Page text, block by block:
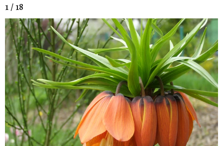
1 / 18